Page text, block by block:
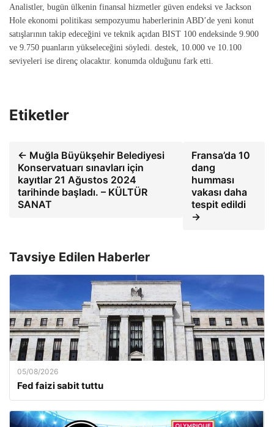
Analistler, bugün ülkenin finansal hizmetler güven endeksi ve Jackson
Hole ekonomi politikası sempozyumu haberlerinin ABD’de yeni konut
satışlarının takip edeceğini ve teknik açıdan BIST 100 endeksinde 9.900
ve 9.750 puanların yükseleceğini söyledi. destek, 10.000 ve 10.100
seviyeleri ise direnç olacaktır. konumda olduğunu fark etti.
Etiketler
← Muğla Büyükşehir Belediyesi
Konservatuarı sınavları için
kayıtlar 21 Ağustos 2024
tarihinde başladı. – KÜLTÜR
SANAT
Fransa’da 10
dang
humması
vakası daha
tespit edildi
→
Tavsiye Edilen Haberler
05/08/2026
Fed faizi sabit tuttu